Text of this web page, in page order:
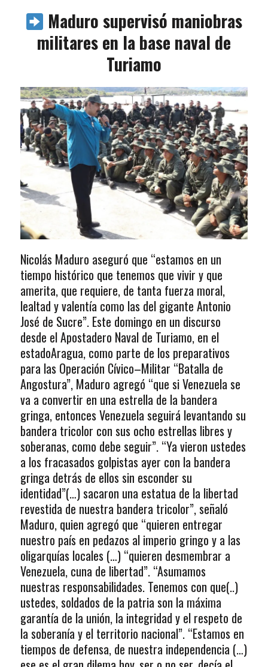
Maduro supervisó maniobras
militares en la base naval de
Turiamo
Nicolás Maduro aseguró que “estamos en un
tiempo histórico que tenemos que vivir y que
amerita, que requiere, de tanta fuerza moral,
lealtad y valentía como las del gigante Antonio
José de Sucre”. Este domingo en un discurso
desde el Apostadero Naval de Turiamo, en el
estadoAragua, como parte de los preparativos
para las Operación Cívico–Militar “Batalla de
Angostura”, Maduro agregó “que si Venezuela se
va a convertir en una estrella de la bandera
gringa, entonces Venezuela seguirá levantando su
bandera tricolor con sus ocho estrellas libres y
soberanas, como debe seguir”. “Ya vieron ustedes
a los fracasados golpistas ayer con la bandera
gringa detrás de ellos sin esconder su
identidad”(…) sacaron una estatua de la libertad
revestida de nuestra bandera tricolor”, señaló
Maduro, quien agregó que “quieren entregar
nuestro país en pedazos al imperio gringo y a las
oligarquías locales (…) “quieren desmembrar a
Venezuela, cuna de libertad”. “Asumamos
nuestras responsabilidades. Tenemos con que(..)
ustedes, soldados de la patria son la máxima
garantía de la unión, la integridad y el respeto de
la soberanía y el territorio nacional”. “Estamos en
tiempos de defensa, de nuestra independencia (…)